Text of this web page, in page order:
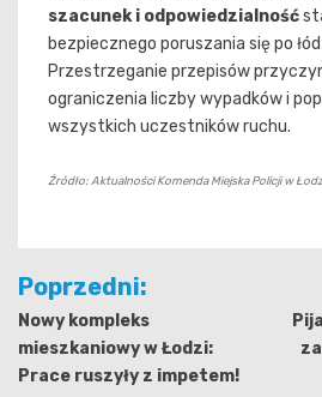
szacunek i odpowiedzialność
bezpiecznego poruszania się po
Przestrzeganie przepisów
ograniczenia liczby wypadków i
wszystkich uczestników ruchu.
Źródło: Aktualności Komenda Miejska Policji w
Nawigacja
wpisu
Poprzedni:
Nowy kompleks
mieszkaniowy w Łodzi:
Prace ruszyły z impetem!